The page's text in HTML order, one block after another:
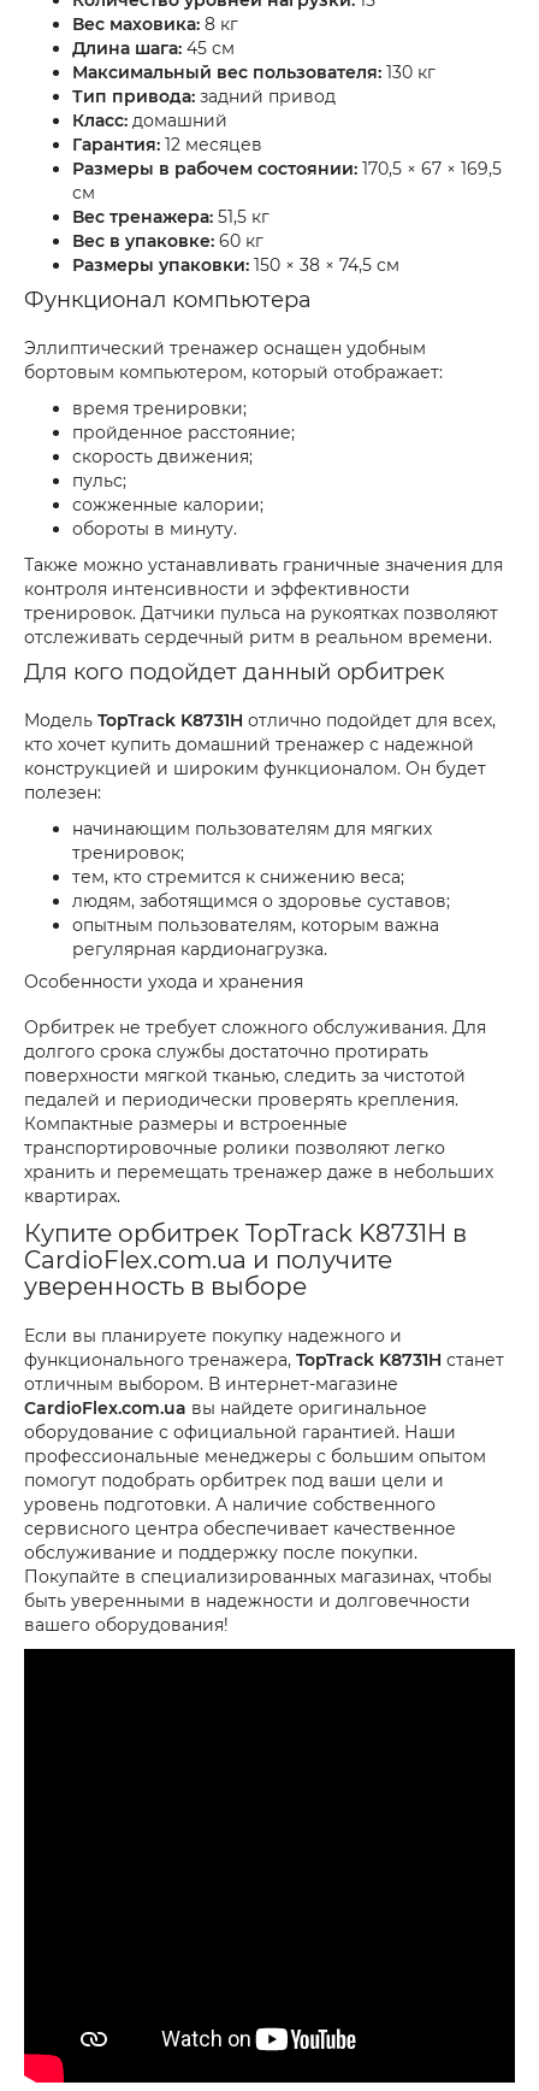
Вес маховика: 8 кг
Длина шага: 45 см
Максимальный вес пользователя: 130 кг
Тип привода: задний привод
Класс: домашний
Гарантия: 12 месяцев
Размеры в рабочем состоянии: 170,5 × 67 × 169,5
см
Вес тренажера: 51,5 кг
Вес в упаковке: 60 кг
Размеры упаковки: 150 × 38 × 74,5 см
Функционал компьютера
Эллиптический тренажер оснащен удобным
бортовым компьютером, который отображает:
время тренировки;
пройденное расстояние;
скорость движения;
пульс;
сожженные калории;
обороты в минуту.
Также можно устанавливать граничные значения для
контроля интенсивности и эффективности
тренировок. Датчики пульса на рукоятках позволяют
отслеживать сердечный ритм в реальном времени.
Для кого подойдет данный орбитрек
Модель TopTrack K8731H отлично подойдет для всех,
кто хочет купить домашний тренажер с надежной
конструкцией и широким функционалом. Он будет
полезен:
начинающим пользователям для мягких
тренировок;
тем, кто стремится к снижению веса;
людям, заботящимся о здоровье суставов;
опытным пользователям, которым важна
регулярная кардионагрузка.
Особенности ухода и хранения
Орбитрек не требует сложного обслуживания. Для
долгого срока службы достаточно протирать
поверхности мягкой тканью, следить за чистотой
педалей и периодически проверять крепления.
Компактные размеры и встроенные
транспортировочные ролики позволяют легко
хранить и перемещать тренажер даже в небольших
квартирах.
Купите орбитрек TopTrack K8731H в
CardioFlex.com.ua и получите
уверенность в выборе
Если вы планируете покупку надежного и
функционального тренажера, TopTrack K8731H станет
отличным выбором. В интернет-магазине
CardioFlex.com.ua вы найдете оригинальное
оборудование с официальной гарантией. Наши
профессиональные менеджеры с большим опытом
помогут подобрать орбитрек под ваши цели и
уровень подготовки. А наличие собственного
сервисного центра обеспечивает качественное
обслуживание и поддержку после покупки.
Покупайте в специализированных магазинах, чтобы
быть уверенными в надежности и долговечности
вашего оборудования!